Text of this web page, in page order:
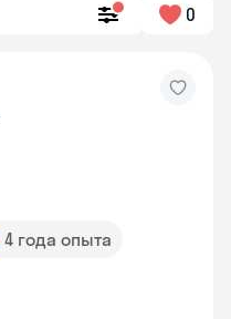
0
4 года опыта